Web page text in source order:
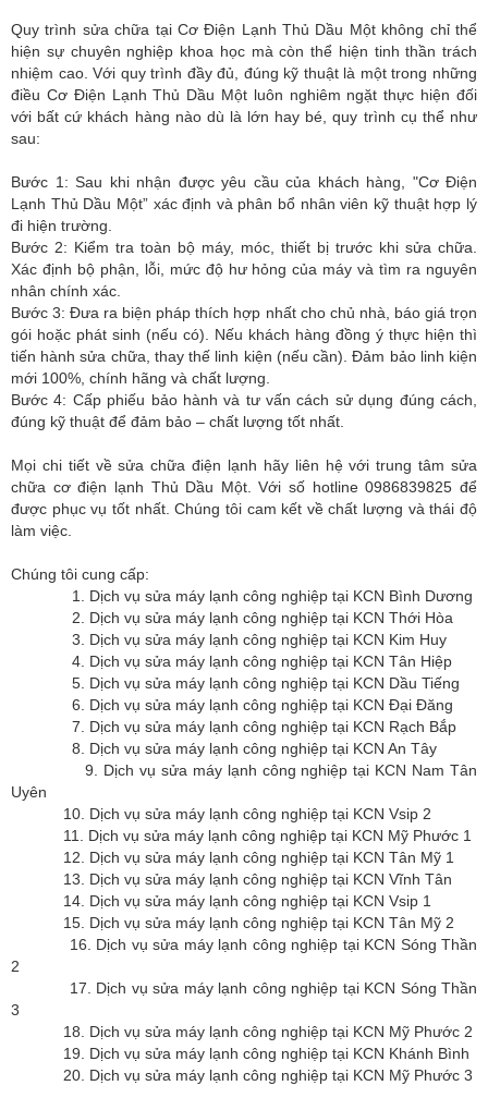
Quy trình sửa chữa tại Cơ Điện Lạnh Thủ Dầu Một không chỉ thể
hiện sự chuyên nghiệp khoa học mà còn thể hiện tinh thần trách
nhiệm cao. Với quy trình đầy đủ, đúng kỹ thuật là một trong những
điều Cơ Điện Lạnh Thủ Dầu Một luôn nghiêm ngặt thực hiện đối
với bất cứ khách hàng nào dù là lớn hay bé, quy trình cụ thể như
sau:
Bước 1: Sau khi nhận được yêu cầu của khách hàng, "Cơ Điện
Lạnh Thủ Dầu Một” xác định và phân bổ nhân viên kỹ thuật hợp lý
đi hiện trường.
Bước 2: Kiểm tra toàn bộ máy, móc, thiết bị trước khi sửa chữa.
Xác định bộ phận, lỗi, mức độ hư hỏng của máy và tìm ra nguyên
nhân chính xác.
Bước 3: Đưa ra biện pháp thích hợp nhất cho chủ nhà, báo giá trọn
gói hoặc phát sinh (nếu có). Nếu khách hàng đồng ý thực hiện thì
tiến hành sửa chữa, thay thế linh kiện (nếu cần). Đảm bảo linh kiện
mới 100%, chính hãng và chất lượng.
Bước 4: Cấp phiếu bảo hành và tư vấn cách sử dụng đúng cách,
đúng kỹ thuật để đảm bảo – chất lượng tốt nhất.
Mọi chi tiết về sửa chữa điện lạnh hãy liên hệ với trung tâm sửa
chữa cơ điện lạnh Thủ Dầu Một. Với số hotline 0986839825 để
được phục vụ tốt nhất. Chúng tôi cam kết về chất lượng và thái độ
làm việc.
Chúng tôi cung cấp:
1. Dịch vụ sửa máy lạnh công nghiệp tại KCN Bình Dương
2. Dịch vụ sửa máy lạnh công nghiệp tại KCN Thới Hòa
3. Dịch vụ sửa máy lạnh công nghiệp tại KCN Kim Huy
4. Dịch vụ sửa máy lạnh công nghiệp tại KCN Tân Hiệp
5. Dịch vụ sửa máy lạnh công nghiệp tại KCN Dầu Tiếng
6. Dịch vụ sửa máy lạnh công nghiệp tại KCN Đại Đăng
7. Dịch vụ sửa máy lạnh công nghiệp tại KCN Rạch Bắp
8. Dịch vụ sửa máy lạnh công nghiệp tại KCN An Tây
9. Dịch vụ sửa máy lạnh công nghiệp tại KCN Nam Tân
Uyên
10. Dịch vụ sửa máy lạnh công nghiệp tại KCN Vsip 2
11. Dịch vụ sửa máy lạnh công nghiệp tại KCN Mỹ Phước 1
12. Dịch vụ sửa máy lạnh công nghiệp tại KCN Tân Mỹ 1
13. Dịch vụ sửa máy lạnh công nghiệp tại KCN Vĩnh Tân
14. Dịch vụ sửa máy lạnh công nghiệp tại KCN Vsip 1
15. Dịch vụ sửa máy lạnh công nghiệp tại KCN Tân Mỹ 2
16. Dịch vụ sửa máy lạnh công nghiệp tại KCN Sóng Thần
2
17. Dịch vụ sửa máy lạnh công nghiệp tại KCN Sóng Thần
3
18. Dịch vụ sửa máy lạnh công nghiệp tại KCN Mỹ Phước 2
19. Dịch vụ sửa máy lạnh công nghiệp tại KCN Khánh Bình
20. Dịch vụ sửa máy lạnh công nghiệp tại KCN Mỹ Phước 3